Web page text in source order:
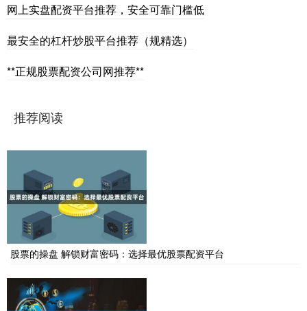
网上实盘配资平台推荐，安全可靠门槛低
最安全的杠杆炒股平台推荐（规精选）
**正规股票配资公司网推荐**
推荐阅读
股票的操盘 解锁财富密码：选择最优股票配资平台